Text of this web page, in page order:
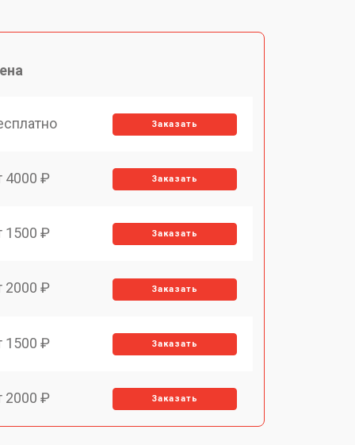
Заказать
4000 ₽ Заказать
1500 ₽ Заказать
2000 ₽ Заказать
1500 ₽ Заказать
2000 ₽ Заказать